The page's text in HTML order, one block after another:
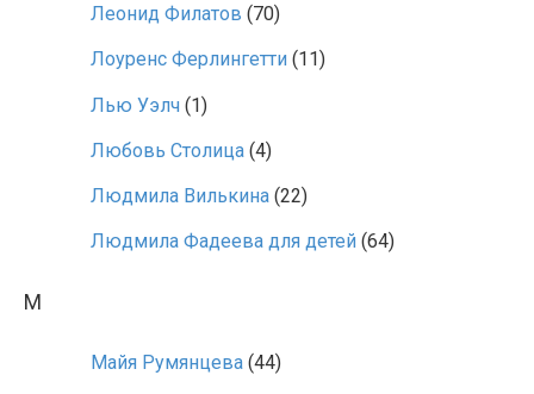
Леонид Филатов (70)
Лоуренс Ферлингетти (11)
Лью Уэлч (1)
Любовь Столица (4)
Людмила Вилькина (22)
Людмила Фадеева для детей (64)
М
Майя Румянцева (44)